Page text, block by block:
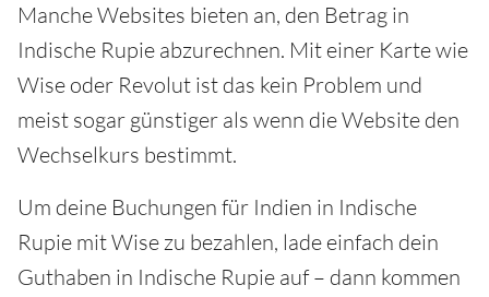
Manche Websites bieten an, den Betrag in
Indische Rupie abzurechnen. Mit einer Karte wie
Wise oder Revolut ist das kein Problem und
meist sogar günstiger als wenn die Website den
Wechselkurs bestimmt.
Um deine Buchungen für Indien in Indische
Rupie mit Wise zu bezahlen, lade einfach dein
Guthaben in Indische Rupie auf – dann kommen